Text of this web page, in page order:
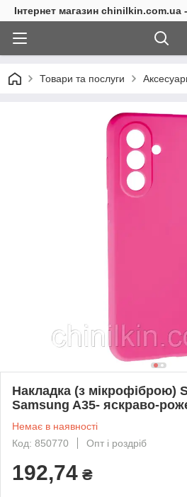
Інтернет магазин
Товари та послуги
Накладка (з мікрофіброю)
Samsung A35- яскраво-
Немає в наявності
Код: 850770
Опт і роздріб
192,74 ₴